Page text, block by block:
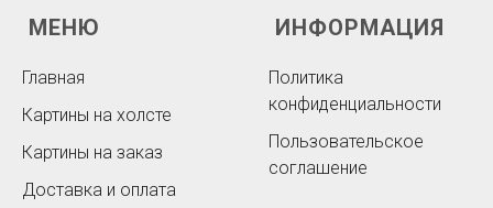
МЕНЮ
Главная
Картины на холсте
Картины на заказ
Доставка и оплата
ИНФОРМАЦИЯ
Политика
конфиденциальности
Пользовательское
соглашение